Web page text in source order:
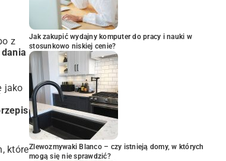
z
jako
które
Jak zakupić wydajny komputer do pracy i nauki w
stosunkowo niskiej cenie?
Zlewozmywaki Blanco – czy istnieją domy, w których
mogą się nie sprawdzić?